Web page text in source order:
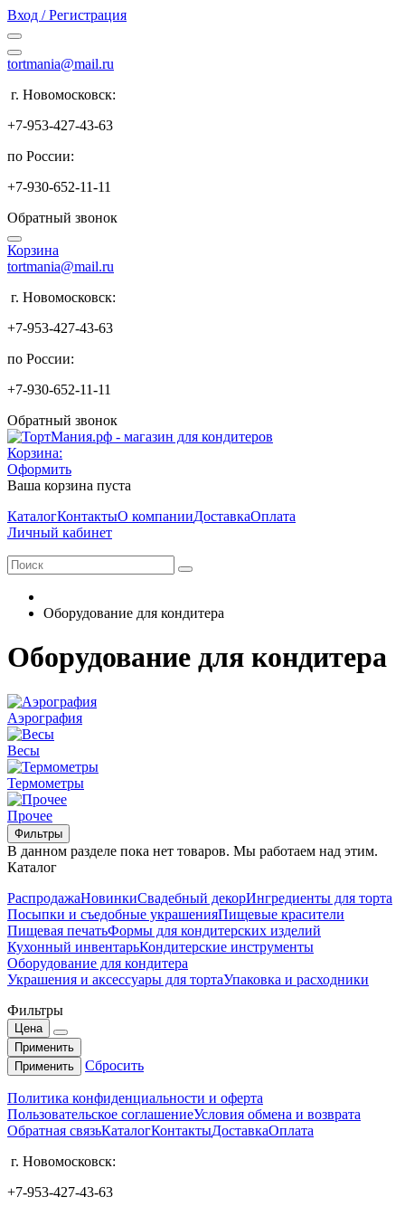
Вход / Регистрация
tortmania@mail.ru
г. Новомосковск:
+7-953-427-43-63
по России:
+7-930-652-11-11
Обратный звонок
Корзина
tortmania@mail.ru
г. Новомосковск:
+7-953-427-43-63
по России:
+7-930-652-11-11
Обратный звонок
Корзина:
Оформить
Ваша корзина пуста
КаталогКонтактыО компанииДоставкаОплата
Личный кабинет
Оборудование для кондитера
Оборудование для кондитера
Аэрография
Весы
Термометры
Прочее
Фильтры
В данном разделе пока нет товаров. Мы работаем над этим.
Каталог
РаспродажаНовинкиСвадебный декорИнгредиенты для торта
Посыпки и съедобные украшенияПищевые красители
Пищевая печатьФормы для кондитерских изделий
Кухонный инвентарьКондитерские инструменты
Оборудование для кондитера
Украшения и аксессуары для тортаУпаковка и расходники
Фильтры
Цена
Применить
Применить
Сбросить
Политика конфиденциальности и оферта
Пользовательское соглашениеУсловия обмена и возврата
Обратная связьКаталогКонтактыДоставкаОплата
г. Новомосковск:
+7-953-427-43-63